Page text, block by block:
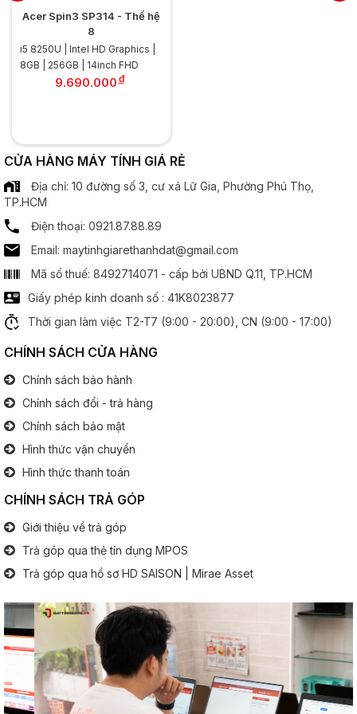
Màn hình
Kích thước:
13.3 inch
.............................................................................................
Độ phân giải: 2K (2256 x 1504)
.............................................................................................
Công nghệ MH:
Chống chói Anti Glare
Công nghệ IPS
Cảm ứng xoay 360 độ
Bộ xử lý đồ hoạ
Chipset đồ hoạ: Intel Iris Plus
Âm thanh
Cổng kết nối
3x USB
1x Jack tai nghe 3.5 mm
1x HDMI
Bàn phím
Bàn phím số:
.............................................................................................
Đèn phím:Tuỳ Option
Pin (Battery)
Thông tin pin:6 Cell
Thông tin khác
Acer Spin3 SP314 - Thế hệ
8
i5 8250U | Intel HD Graphics |
8GB | 256GB | 14inch FHD
9.690.000 đ
CỬA HÀNG MÁY TÍNH GIÁ RẺ
Địa chỉ: 10 đường số 3, cư xá Lữ Gia, Phường Phú Thọ,
TP.HCM
Điện thoại: 0921.87.88.89
Email: maytinhgiarethanhdat@gmail.com
Mã số thuế: 8492714071 - cấp bởi UBND Q.11, TP.HCM
Giấy phép kinh doanh số : 41K8023877
Thời gian làm việc T2-T7 (9:00 - 20:00), CN (9:00 - 17:00)
CHÍNH SÁCH CỬA HÀNG
Chính sách bảo hành
Chính sách đổi - trả hàng
Chính sách bảo mật
Hình thức vận chuyển
Hình thức thanh toán
CHÍNH SÁCH TRẢ GÓP
Giới thiệu về trả góp
Trả góp qua thẻ tín dụng MPOS
Trả góp qua hồ sơ HD SAISON | Mirae Asset